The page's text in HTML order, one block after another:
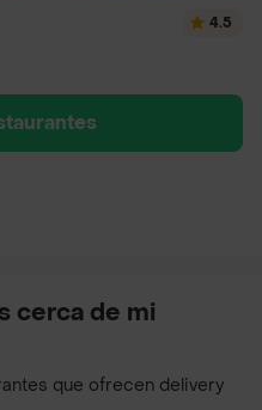
4.5
cerca de mi
que ofrecen delivery